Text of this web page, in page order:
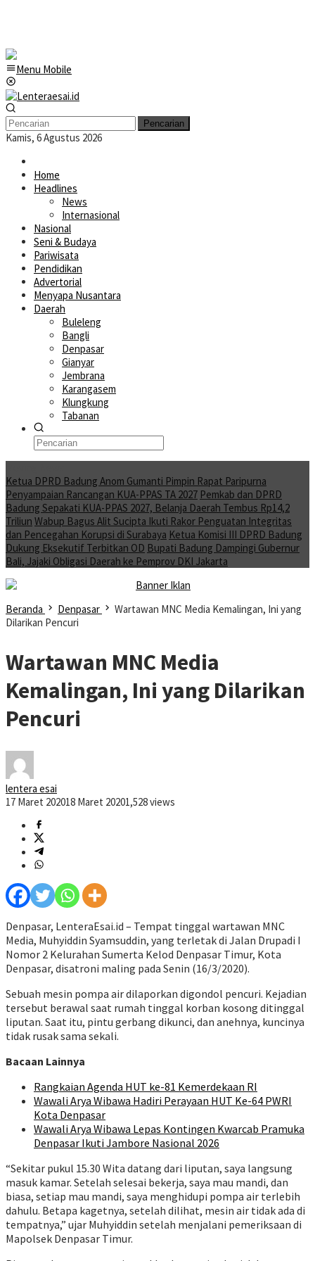
Menu Mobile
Pencarian
Kamis, 6 Agustus 2026
Home
Headlines
News
Internasional
Nasional
Seni & Budaya
Pariwisata
Pendidikan
Advertorial
Menyapa Nusantara
Daerah
Buleleng
Bangli
Denpasar
Gianyar
Jembrana
Karangasem
Klungkung
Tabanan
Ketua DPRD Badung Anom Gumanti Pimpin Rapat Paripurna
Penyampaian Rancangan KUA-PPAS TA 2027 Pemkab dan DPRD
Badung Sepakati KUA-PPAS 2027, Belanja Daerah Tembus Rp14,2
Triliun Wabup Bagus Alit Sucipta Ikuti Rakor Penguatan Integritas
dan Pencegahan Korupsi di Surabaya Ketua Komisi III DPRD Badung
Dukung Eksekutif Terbitkan OD Bupati Badung Dampingi Gubernur
Bali, Jajaki Obligasi Daerah ke Pemprov DKI Jakarta
Beranda Denpasar
Wartawan MNC Media Kemalingan, Ini yang
Dilarikan Pencuri
Wartawan MNC Media
Kemalingan, Ini yang Dilarikan
Pencuri
lentera esai
17 Maret 202018 Maret 20201,528 views
Denpasar, LenteraEsai.id – Tempat tinggal wartawan MNC
Media, Muhyiddin Syamsuddin, yang terletak di Jalan Drupadi I
Nomor 2 Kelurahan Sumerta Kelod Denpasar Timur, Kota
Denpasar, disatroni maling pada Senin (16/3/2020).
Sebuah mesin pompa air dilaporkan digondol pencuri. Kejadian
tersebut berawal saat rumah tinggal korban kosong ditinggal
liputan. Saat itu, pintu gerbang dikunci, dan anehnya, kuncinya
tidak rusak sama sekali.
Bacaan Lainnya
Rangkaian Agenda HUT ke-81 Kemerdekaan RI
Wawali Arya Wibawa Hadiri Perayaan HUT Ke-64 PWRI
Kota Denpasar
Wawali Arya Wibawa Lepas Kontingen Kwarcab Pramuka
Denpasar Ikuti Jambore Nasional 2026
“Sekitar pukul 15.30 Wita datang dari liputan, saya langsung
masuk kamar. Setelah selesai bekerja, saya mau mandi, dan
biasa, setiap mau mandi, saya menghidupi pompa air terlebih
dahulu. Betapa kagetnya, setelah dilihat, mesin air tidak ada di
tempatnya,” ujar Muhyiddin setelah menjalani pemeriksaan di
Mapolsek Denpasar Timur.